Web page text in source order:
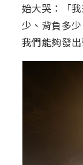
始大哭：「
少、背負多
我們能夠發出